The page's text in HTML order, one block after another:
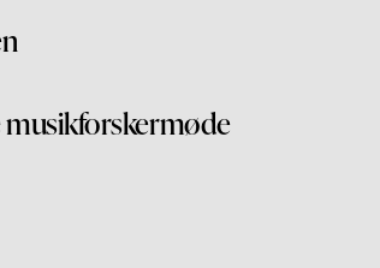
musikforskermøde